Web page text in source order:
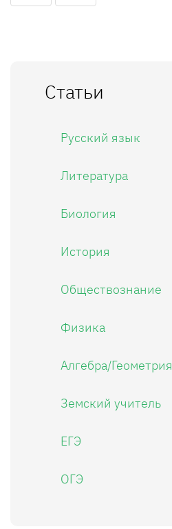
Статьи
Русский язык
Литература
Биология
История
Обществознание
Физика
Алгебра/Геометрия
Земский учитель
ЕГЭ
ОГЭ